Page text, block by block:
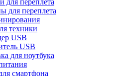
для переплета
для переплета
техники
USB
USB
для ноутбука
смартфона